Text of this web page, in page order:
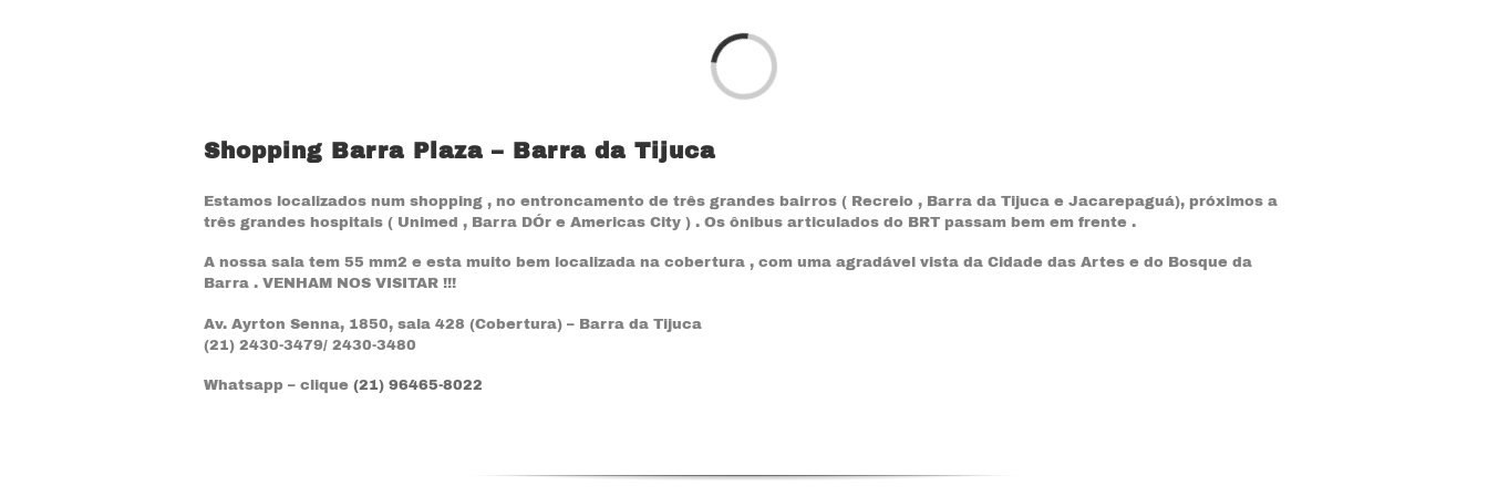
Loading...
Shopping Barra Plaza – Barra da Tijuca
Estamos localizados num shopping , no entroncamento de três grandes bairros ( Recreio , Barra da Tijuca e Jacarepaguá), próximos a
três grandes hospitais ( Unimed , Barra DÓr e Americas City ) . Os ônibus articulados do BRT passam bem em frente .
A nossa sala tem 55 mm2 e esta muito bem localizada na cobertura , com uma agradável vista da Cidade das Artes e do Bosque da
Barra . VENHAM NOS VISITAR !!!
Av. Ayrton Senna, 1850, sala 428 (Cobertura) – Barra da Tijuca
(21) 2430-3479/ 2430-3480
Whatsapp – clique (21) 96465-8022